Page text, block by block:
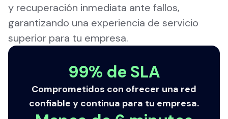
y recuperación inmediata ante fallos,
garantizando una experiencia de servicio
superior para tu empresa.
99% de SLA
Comprometidos con ofrecer una red
confiable y continua para tu empresa.